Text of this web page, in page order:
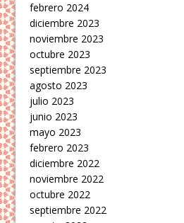
febrero 2024
diciembre 2023
noviembre 2023
octubre 2023
septiembre 2023
agosto 2023
julio 2023
junio 2023
mayo 2023
febrero 2023
diciembre 2022
noviembre 2022
octubre 2022
septiembre 2022